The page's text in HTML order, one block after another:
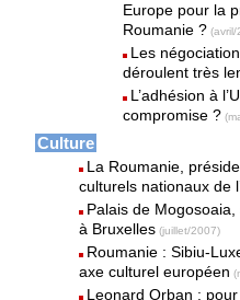
Europe pour la
Roumanie ? (avril/
Les
déroulent très
L’adhésion à
compromise ?
Culture
La Roumanie,
culturels nationaux de
Palais de
à Bruxelles (juillet/2007)
Roumanie : Sibiu-
axe culturel européen
Leonard Orban :